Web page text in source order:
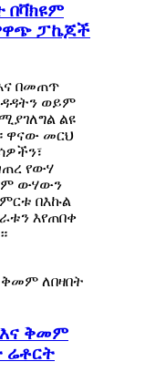
በቫክዩም
ፓኬጆች
በመጠጥ
ወይም
ልዩ
ዋናው መርህ
የውሃ
ውሃውን
በእኩል
እየጠበቀ
እና ቅመም
ሬቶርት